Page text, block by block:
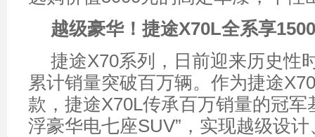
越级豪华！捷途X70L全系享
捷途X70系列，日前迎来历史性
累计销量突破百万辆。作为捷途
款，捷途X70L传承百万销量的冠军
浮豪华电七座SUV”，实现越级设